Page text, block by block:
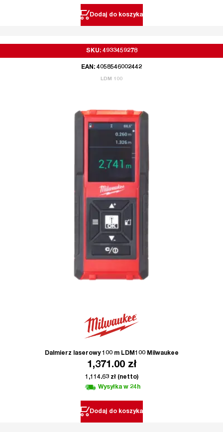
Dodaj do koszyka
SKU: 4933459278
EAN: 4058546002442
LDM 100
Dalmierz laserowy 100 m LDM100 Milwaukee
1,371.00 zł
1,114.63 zł(netto)
Wysyłka w 24h
Dodaj do koszyka